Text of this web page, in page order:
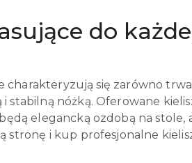
do
się zarówno
stabilną nóżką. Oferowane
elegancką ozdobą na stole,
stronę i kup profesjonalne